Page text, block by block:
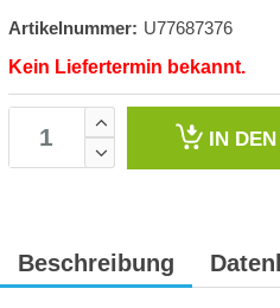
Artikelnummer: U77687376
Kein Liefertermin bekannt.
IN DEN
Beschreibung